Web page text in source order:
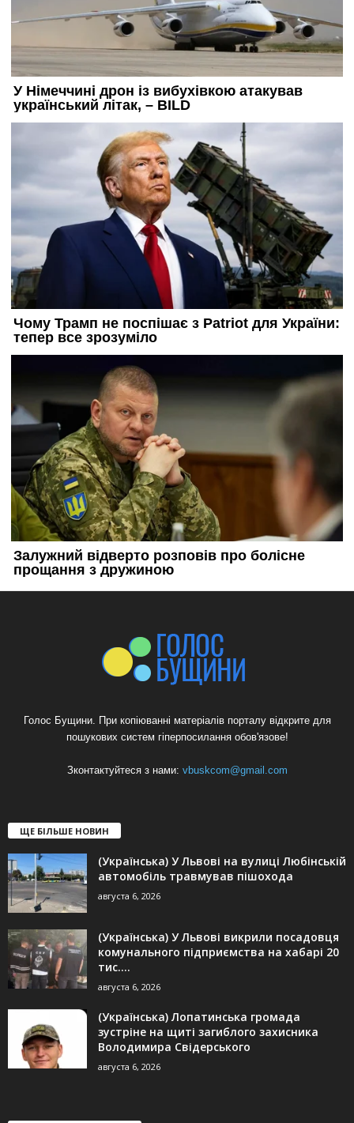
Голос Бущини. При копіюванні матеріалів порталу відкрите для
пошукових систем гіперпосилання обов'язове!
Зконтактуйтеся з нами: vbuskcom@gmail.com
ЩЕ БІЛЬШЕ НОВИН
(Українська) У Львові на вулиці Любінській
автомобіль травмував пішохода
августа 6, 2026
(Українська) У Львові викрили посадовця
комунального підприємства на хабарі 20
тис....
августа 6, 2026
(Українська) Лопатинська громада
зустріне на щиті загиблого захисника
Володимира Свідерського
августа 6, 2026